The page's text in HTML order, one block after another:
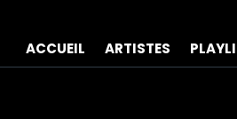
ACCUEIL ARTISTES